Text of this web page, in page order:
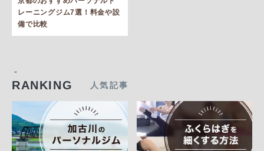
レーニングジム7選！料金や設
備で比較
-
RANKING 人気記事